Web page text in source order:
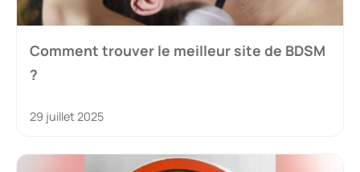
Comment trouver le meilleur site de BDSM
?
29 juillet 2025